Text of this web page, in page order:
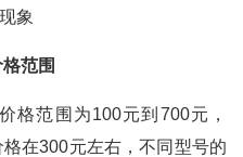
象
范围
格范围为100元到700元，
在300元左右，不同型号的